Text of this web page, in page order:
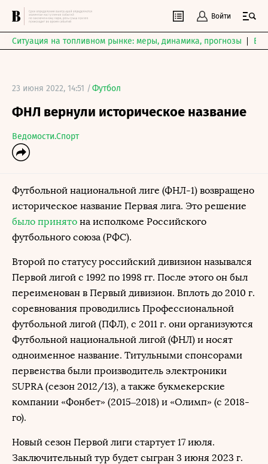
Войти
Ситуация на топливном рынке: меры, динамика, прогнозы
23 июня 2022, 14:51 /Футбол
ФНЛ вернули историческое название
Ведомости.Спорт
Футбольной национальной лиге (ФНЛ-1) возвращено
историческое название Первая лига. Это решение
было принято на исполкоме Российского
футбольного союза (РФС).
Второй по статусу российский дивизион назывался
Первой лигой с 1992 по 1998 гг. После этого он был
переименован в Первый дивизион. Вплоть до 2010 г.
соревнования проводились Профессиональной
футбольной лигой (ПФЛ), с 2011 г. они организуются
Футбольной национальной лигой (ФНЛ) и носят
одноименное название. Титульными спонсорами
первенства были производитель электроники
SUPRA (сезон 2012/13), а также букмекерские
компании «Фонбет» (2015–2018) и «Олимп» (с 2018-
го).
Новый сезон Первой лиги стартует 17 июля.
Заключительный тур будет сыгран 3 июня 2023 г.